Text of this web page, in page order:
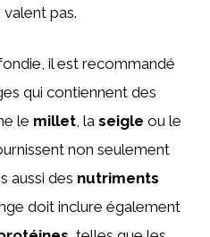
pas.
il est recommandé
qui contiennent des
le millet, la seigle ou le
non seulement
aussi des nutriments
doit inclure également